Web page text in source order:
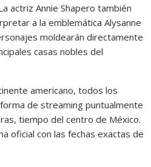
actriz Annie Shapero también
a la emblemática Alysanne
moldearán directamente
casas nobles del
americano, todos los
de streaming puntualmente
tiempo del centro de México.
oficial con las fechas exactas de